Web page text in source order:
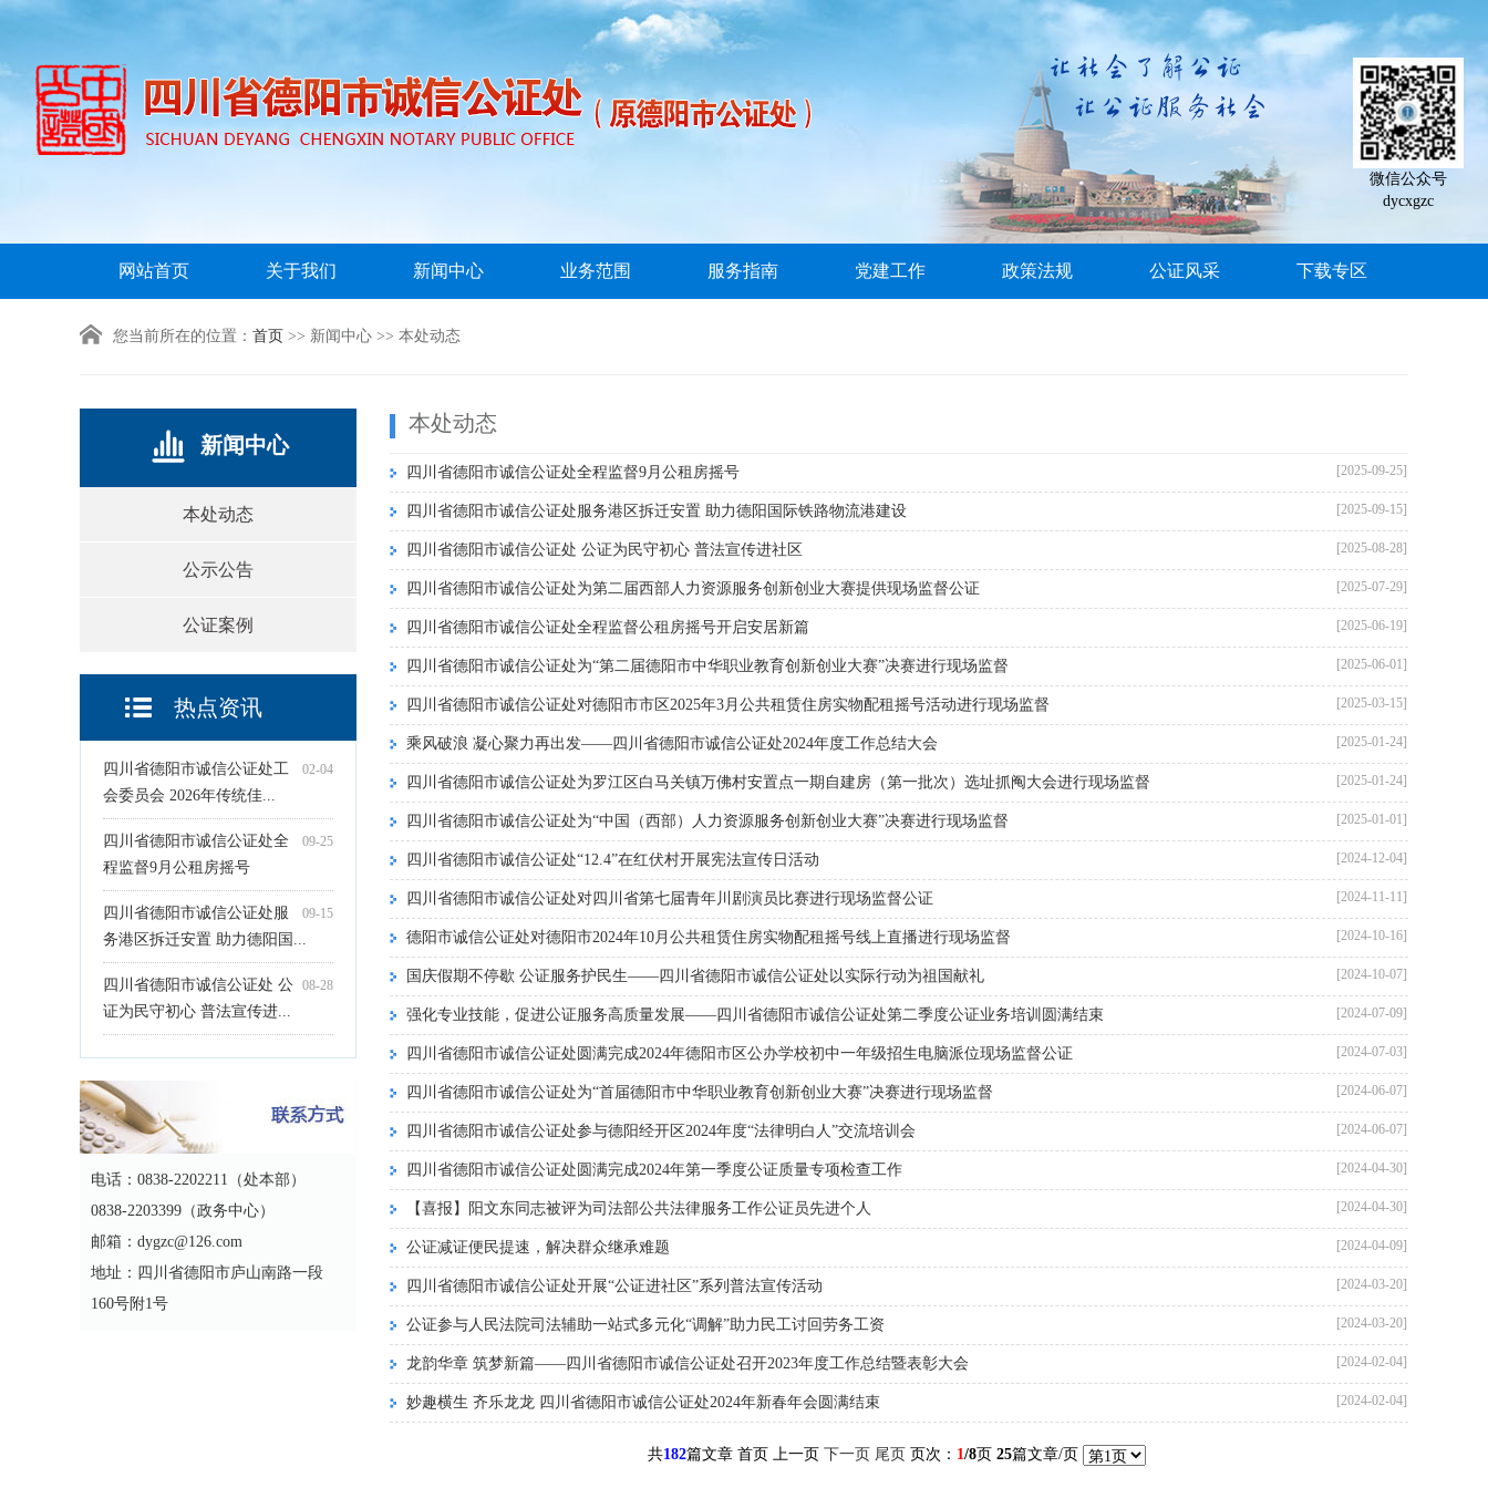
微信公众号
dycxgzc
网站首页 关于我们 新闻中心 业务范围 服务指南 党建工作 政策法规 公证风采 下载专区
您当前所在的位置： 首页 >> 新闻中心 >> 本处动态
新闻中心
本处动态
公示公告
公证案例
热点资讯
02-04
四川省德阳市诚信公证处工
会委员会 2026年传统佳...
09-25
四川省德阳市诚信公证处全
程监督9月公租房摇号
09-15
四川省德阳市诚信公证处服
务港区拆迁安置 助力德阳国...
08-28
四川省德阳市诚信公证处 公
证为民守初心 普法宣传进...
电话：0838-2202211（处本部）
0838-2203399（政务中心）
邮箱：dygzc@126.com
地址：四川省德阳市庐山南路一段
160号附1号
本处动态
[2025-09-25]
四川省德阳市诚信公证处全程监督9月公租房摇号
[2025-09-15]
四川省德阳市诚信公证处服务港区拆迁安置 助力德阳国际铁路物流港建设
[2025-08-28]
四川省德阳市诚信公证处 公证为民守初心 普法宣传进社区
[2025-07-29]
四川省德阳市诚信公证处为第二届西部人力资源服务创新创业大赛提供现场监督公证
[2025-06-19]
四川省德阳市诚信公证处全程监督公租房摇号开启安居新篇
[2025-06-01]
四川省德阳市诚信公证处为“第二届德阳市中华职业教育创新创业大赛”决赛进行现场监督
[2025-03-15]
四川省德阳市诚信公证处对德阳市市区2025年3月公共租赁住房实物配租摇号活动进行现场监督
[2025-01-24]
乘风破浪 凝心聚力再出发——四川省德阳市诚信公证处2024年度工作总结大会
[2025-01-24]
四川省德阳市诚信公证处为罗江区白马关镇万佛村安置点一期自建房（第一批次）选址抓阄大会进行现场监督
[2025-01-01]
四川省德阳市诚信公证处为“中国（西部）人力资源服务创新创业大赛”决赛进行现场监督
[2024-12-04]
四川省德阳市诚信公证处“12.4”在红伏村开展宪法宣传日活动
[2024-11-11]
四川省德阳市诚信公证处对四川省第七届青年川剧演员比赛进行现场监督公证
[2024-10-16]
德阳市诚信公证处对德阳市2024年10月公共租赁住房实物配租摇号线上直播进行现场监督
[2024-10-07]
国庆假期不停歇 公证服务护民生——四川省德阳市诚信公证处以实际行动为祖国献礼
[2024-07-09]
强化专业技能，促进公证服务高质量发展——四川省德阳市诚信公证处第二季度公证业务培训圆满结束
[2024-07-03]
四川省德阳市诚信公证处圆满完成2024年德阳市区公办学校初中一年级招生电脑派位现场监督公证
[2024-06-07]
四川省德阳市诚信公证处为“首届德阳市中华职业教育创新创业大赛”决赛进行现场监督
[2024-06-07]
四川省德阳市诚信公证处参与德阳经开区2024年度“法律明白人”交流培训会
[2024-04-30]
四川省德阳市诚信公证处圆满完成2024年第一季度公证质量专项检查工作
[2024-04-30]
【喜报】阳文东同志被评为司法部公共法律服务工作公证员先进个人
[2024-04-09]
公证减证便民提速，解决群众继承难题
[2024-03-20]
四川省德阳市诚信公证处开展“公证进社区”系列普法宣传活动
[2024-03-20]
公证参与人民法院司法辅助一站式多元化“调解”助力民工讨回劳务工资
[2024-02-04]
龙韵华章 筑梦新篇——四川省德阳市诚信公证处召开2023年度工作总结暨表彰大会
[2024-02-04]
妙趣横生 齐乐龙龙 四川省德阳市诚信公证处2024年新春年会圆满结束
共182篇文章 首页 上一页 下一页 尾页 页次： 1/8页 25篇文章/页